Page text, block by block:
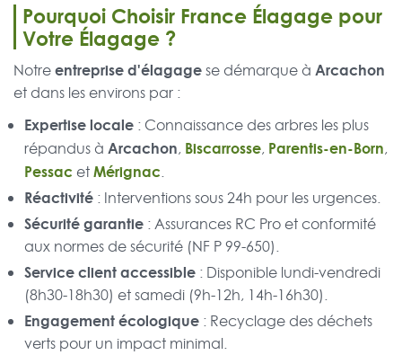
Pourquoi Choisir France Élagage pour
Votre Élagage ?
Notreentreprise d'élagagese démarque à Arcachon
et dans les environs par :
Expertise locale : Connaissance des arbres les plus
répandus à Arcachon, Biscarrosse, Parentis-en-Born,
Pessac etMérignac.
Réactivité : Interventions sous 24h pour les urgences.
Sécurité garantie : Assurances RC Pro et conformité
aux normes de sécurité (NF P 99-650).
Service client accessible : Disponible lundi-vendredi
(8h30-18h30) et samedi (9h-12h, 14h-16h30).
Engagement écologique : Recyclage des déchets
verts pour un impact minimal.